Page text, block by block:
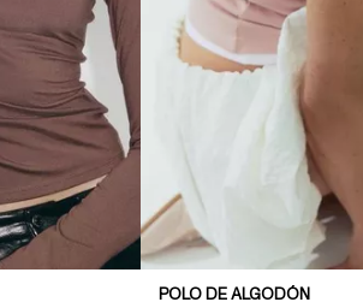
POLO DE ALGODÓN